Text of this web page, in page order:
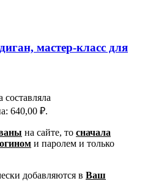
мастер-класс для
составляла
640,00 ₽.
на сайте, то сначала
и паролем и только
добавляются в Ваш